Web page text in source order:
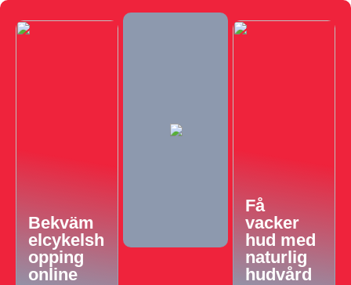
Bekväm
elcykelsh
opping
online
Få
vacker
hud med
naturlig
hudvård